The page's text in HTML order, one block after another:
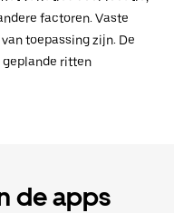
factoren. Vaste
toepassing zijn. De
ritten
de apps